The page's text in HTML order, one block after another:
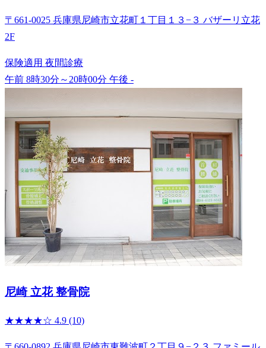
〒661-0025 兵庫県尼崎市立花町１丁目１３−３ バザーリ立花
2F
保険適用 夜間診療
午前 8時30分～20時00分 午後 -
尼崎 立花 整骨院
★★★★☆ 4.9 (10)